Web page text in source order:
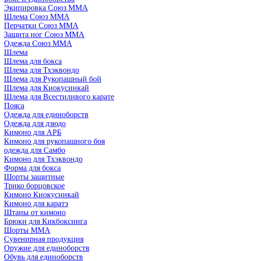
Экипировка Союз ММА
Шлема Союз ММА
Перчатки Союз ММА
Защита ног Союз ММА
Одежда Союз ММА
Шлема
Шлема для бокса
Шлема для Тхэквондо
Шлема для Рукопашный бой
Шлема для Киокусинкай
Шлема для Всестиливого карате
Пояса
Одежда для единоборств
Одежда для дзюдо
Кимоно для АРБ
Кимоно для рукопашного боя
одежда для Самбо
Кимоно для Тхэквондо
Форма для бокса
Шорты защитные
Трико борцовское
Кимоно Киокусинкай
Кимоно для каратэ
Штаны от кимоно
Брюки для Кикбоксинга
Шорты ММА
Сувенирная продукция
Оружие для единоборств
Обувь для единоборств